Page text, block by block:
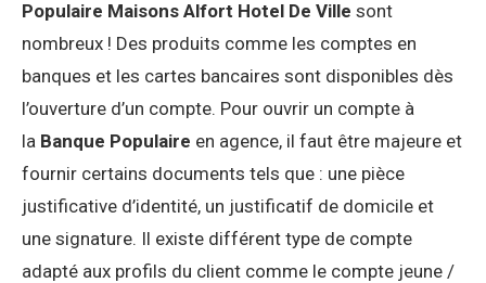
Populaire Maisons Alfort Hotel De Ville sont
nombreux ! Des produits comme les comptes en
banques et les cartes bancaires sont disponibles dès
l’ouverture d’un compte. Pour ouvrir un compte à
la Banque Populaire en agence, il faut être majeure et
fournir certains documents tels que : une pièce
justificative d’identité, un justificatif de domicile et
une signature. Il existe différent type de compte
adapté aux profils du client comme le compte jeune /